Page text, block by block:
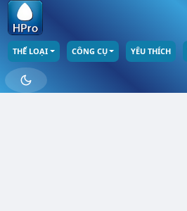
THỂ LOẠI CÔNG CỤ YÊU THÍCH